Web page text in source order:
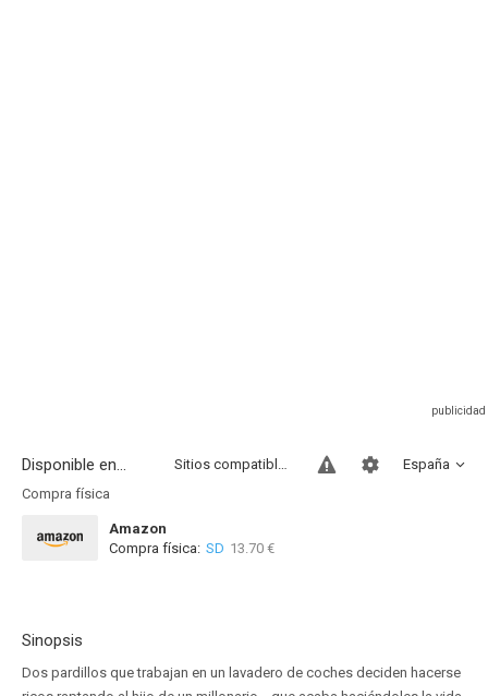
Disponible en... España
Sitios compatibles
Compra física
Amazon
Compra física: SD 13.70 €
Sinopsis
Dos pardillos que trabajan en un lavadero de coches deciden hacerse